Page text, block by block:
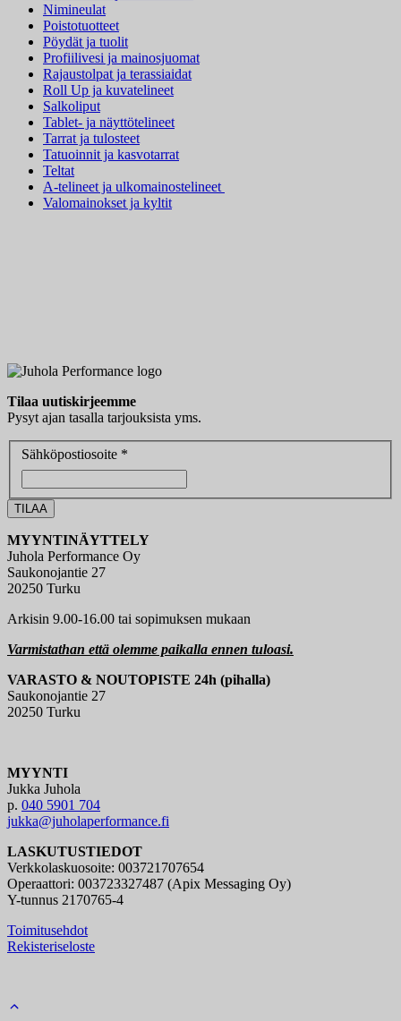
Nimineulat
Poistotuotteet
Pöydät ja tuolit
Profiilivesi ja mainosjuomat
Rajaustolpat ja terassiaidat
Roll Up ja kuvatelineet
Salkoliput
Tablet- ja näyttötelineet
Tarrat ja tulosteet
Tatuoinnit ja kasvotarrat
Teltat
A-telineet ja ulkomainostelineet
Valomainokset ja kyltit
Tilaa uutiskirjeemme
Pysyt ajan tasalla tarjouksista yms.
Sähköpostiosoite *
MYYNTINÄYTTELY
Juhola Performance Oy
Saukonojantie 27
20250 Turku
Arkisin 9.00-16.00 tai sopimuksen mukaan
Varmistathan että olemme paikalla ennen tuloasi.
VARASTO & NOUTOPISTE 24h (pihalla)
Saukonojantie 27
20250 Turku
MYYNTI
Jukka Juhola
p. 040 5901 704
jukka@juholaperformance.fi
LASKUTUSTIEDOT
Verkkolaskuosoite: 003721707654
Operaattori: 003723327487 (Apix Messaging Oy)
Y-tunnus 2170765-4
Toimitusehdot
Rekisteriseloste
Back